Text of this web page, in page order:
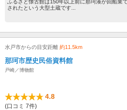
ふるさと懐古館は150年以上前に那珂湊が回船業
されたという大型土蔵です...
水戸市からの目安距離 約11.5km
那珂市歴史民俗資料館
戸崎／博物館
4.8
(口コミ 7件)